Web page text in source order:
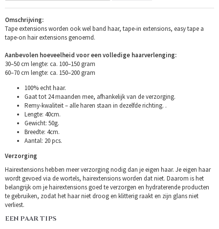
Omschrijving:
Tape extensions worden ook wel band haar, tape-in extensions, easy tape a
tape-on hair extensions genoemd.
Aanbevolen hoeveelheid voor een volledige haarverlenging:
30–50 cm lengte: ca. 100–150 gram
60–70 cm lengte: ca. 150–200 gram
100% echt haar.
Gaat tot 24 maanden mee, afhankelijk van de verzorging.
Remy-kwaliteit – alle haren staan in dezelfde richting. .
Lengte: 40cm.
Gewicht: 50g.
Breedte: 4cm.
Aantal: 20 pcs.
Verzorging
Hairextensions hebben meer verzorging nodig dan je eigen haar. Je eigen haar
wordt gevoed via de wortels, hairextensions worden dat niet. Daarom is het
belangrijk om je hairextensions goed te verzorgen en hydraterende producten
te gebruiken, zodat het haar niet droog en klitterig raakt en zijn glans niet
verliest.
EEN PAAR TIPS